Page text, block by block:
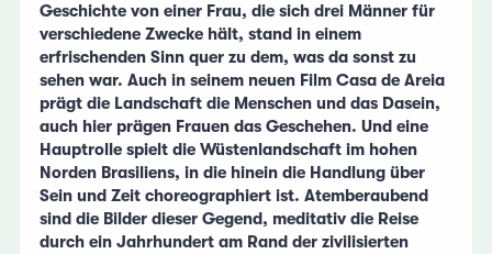
Geschichte von einer Frau, die sich drei Männer für
verschiedene Zwecke hält, stand in einem
erfrischenden Sinn quer zu dem, was da sonst zu
sehen war. Auch in seinem neuen Film Casa de Areia
prägt die Landschaft die Menschen und das Dasein,
auch hier prägen Frauen das Geschehen. Und eine
Hauptrolle spielt die Wüstenlandschaft im hohen
Norden Brasiliens, in die hinein die Handlung über
Sein und Zeit choreographiert ist. Atemberaubend
sind die Bilder dieser Gegend, meditativ die Reise
durch ein Jahrhundert am Rand der zivilisierten